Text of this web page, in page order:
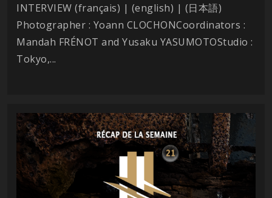
INTERVIEW (français) | (english) | (日本語)
Photographer : Yoann CLOCHONCoordinators :
Mandah FRÉNOT and Yusaku YASUMOTOStudio :
Tokyo,...